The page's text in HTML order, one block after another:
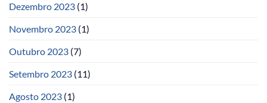
Dezembro 2023 (1)
Novembro 2023 (1)
Outubro 2023 (7)
Setembro 2023 (11)
Agosto 2023 (1)